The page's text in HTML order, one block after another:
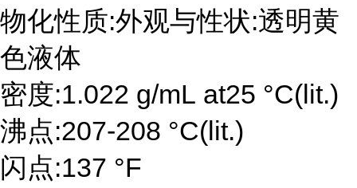
物化性质:外观与性状:透明黄
色液体
密度:1.022 g/mL at25 °C(lit.)
沸点:207-208 °C(lit.)
闪点:137 °F